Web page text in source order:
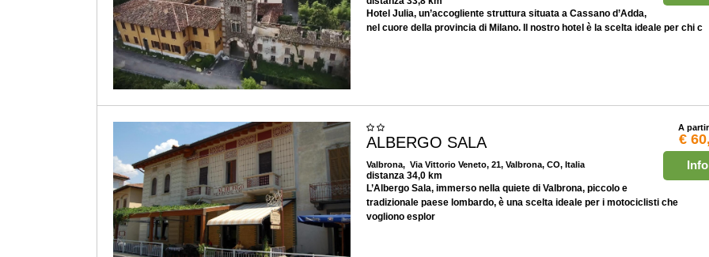
Hotel Julia, un’accogliente struttura situata a Cassano d’Adda,
nel cuore della provincia di Milano. Il nostro hotel è la scelta ideale per chi c
A
€
Info
ALBERGO SALA
Valbrona, Via Vittorio Veneto, 21, Valbrona, CO, Italia
distanza 34,0 km
L’Albergo Sala, immerso nella quiete di Valbrona, piccolo e
tradizionale paese lombardo, è una scelta ideale per i motociclisti che
vogliono esplor